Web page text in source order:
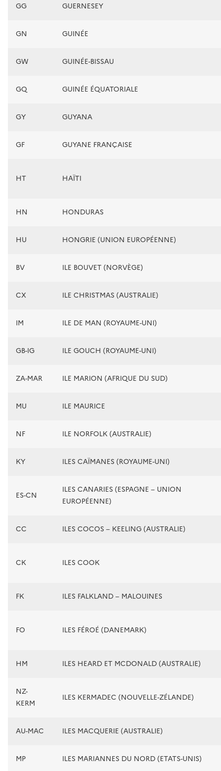
GG GUERNESEY
GN GUINÉE
GW GUINÉE-BISSAU
GQ GUINÉE ÉQUATORIALE
GY GUYANA
GF GUYANE FRANÇAISE
HT HAÏTI
HN HONDURAS
HU HONGRIE (UNION EUROPÉENNE)
BV ILE BOUVET (NORVÈGE)
CX ILE CHRISTMAS (AUSTRALIE)
IM ILE DE MAN (ROYAUME-UNI)
GB-IG ILE GOUCH (ROYAUME-UNI)
ZA-MAR ILE MARION (AFRIQUE DU SUD)
MU ILE MAURICE
NF ILE NORFOLK (AUSTRALIE)
KY ILES CAÏMANES (ROYAUME-UNI)
ES-CN
ILES CANARIES (ESPAGNE – UNION
EUROPÉENNE)
CC ILES COCOS – KEELING (AUSTRALIE)
CK ILES COOK
FK ILES FALKLAND – MALOUINES
FO ILES FÉROÉ (DANEMARK)
HM ILES HEARD ET MCDONALD (AUSTRALIE)
NZ-
KERM
ILES KERMADEC (NOUVELLE-ZÉLANDE)
AU-MAC ILES MACQUERIE (AUSTRALIE)
MP ILES MARIANNES DU NORD (ETATS-UNIS)